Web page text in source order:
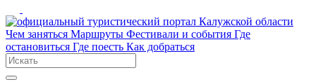
Чем заняться Маршруты Фестивали и события Где
остановиться Где поесть Как добраться